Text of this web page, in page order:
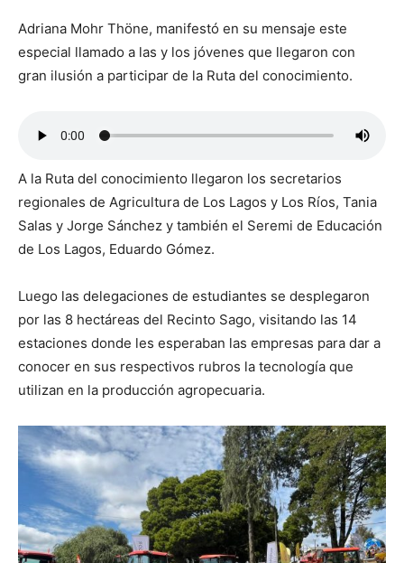
Adriana Mohr Thöne, manifestó en su mensaje este
especial llamado a las y los jóvenes que llegaron con
gran ilusión a participar de la Ruta del conocimiento.
A la Ruta del conocimiento llegaron los secretarios
regionales de Agricultura de Los Lagos y Los Ríos, Tania
Salas y Jorge Sánchez y también el Seremi de Educación
de Los Lagos, Eduardo Gómez.
Luego las delegaciones de estudiantes se desplegaron
por las 8 hectáreas del Recinto Sago, visitando las 14
estaciones donde les esperaban las empresas para dar a
conocer en sus respectivos rubros la tecnología que
utilizan en la producción agropecuaria.